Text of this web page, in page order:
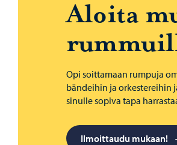
Aloita
Opi soittamaan rumpuja
bändeihin ja orkestereihin
sinulle sopiva tapa
Ilmoittaudu mukaan!